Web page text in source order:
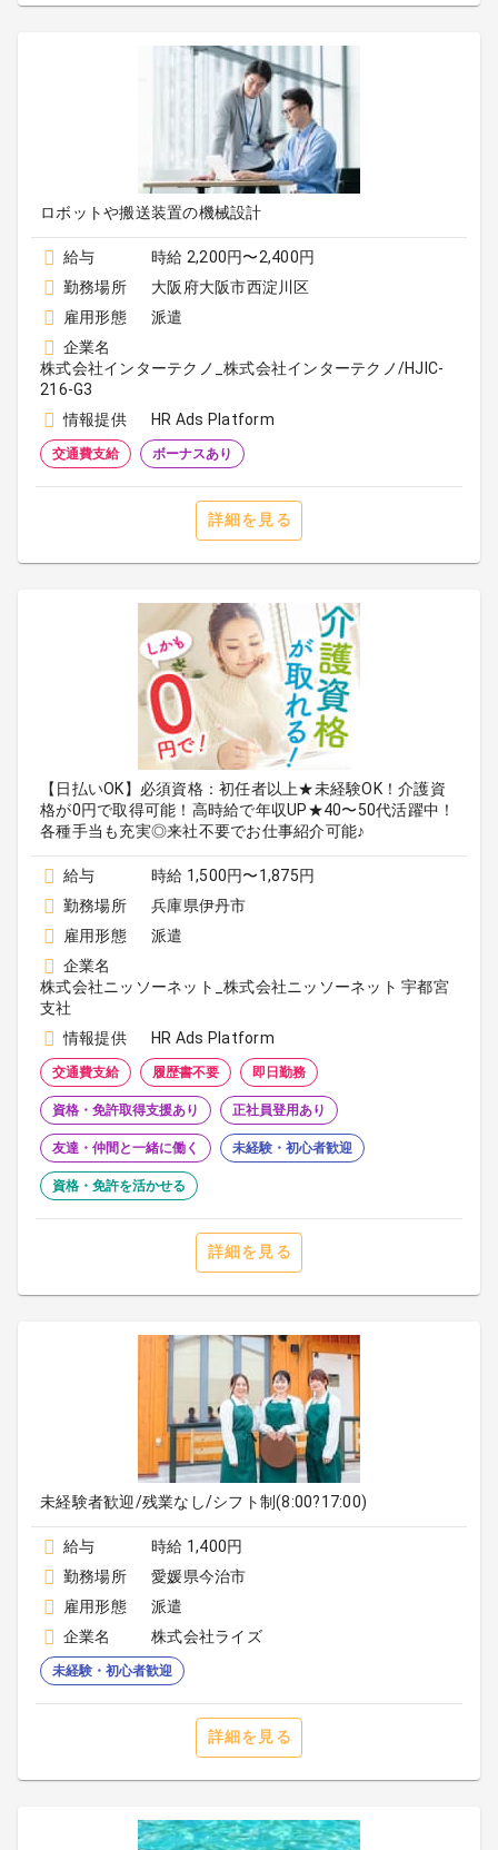
ロボットや搬送装置の機械設計
給与
時給 2,200円〜2,400円
勤務場所
大阪府大阪市西淀川区
雇用形態
派遣
企業名
株式会社インターテクノ_株式会社インターテクノ/HJIC-
216-G3
情報提供
HR Ads Platform
交通費支給 ボーナスあり
詳細を見る
【日払いOK】必須資格：初任者以上★未経験OK！介護資
格が0円で取得可能！高時給で年収UP★40〜50代活躍中！
各種手当も充実◎来社不要でお仕事紹介可能♪
給与
時給 1,500円〜1,875円
勤務場所
兵庫県伊丹市
雇用形態
派遣
企業名
株式会社ニッソーネット_株式会社ニッソーネット 宇都宮
支社
情報提供
HR Ads Platform
交通費支給 履歴書不要 即日勤務
資格・免許取得支援あり 正社員登用あり
友達・仲間と一緒に働く 未経験・初心者歓迎
資格・免許を活かせる
詳細を見る
未経験者歓迎/残業なし/シフト制(8:00?17:00)
給与
時給 1,400円
勤務場所
愛媛県今治市
雇用形態
派遣
企業名
株式会社ライズ
未経験・初心者歓迎
詳細を見る